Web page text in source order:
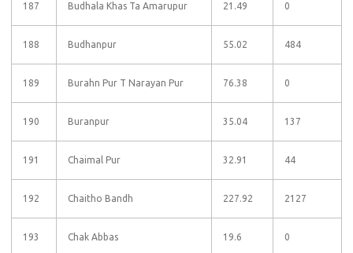
187 Budhala Khas Ta Amarupur 21.49 0
188 Budhanpur 55.02 484
189 Burahn Pur T Narayan Pur 76.38 0
190 Buranpur 35.04 137
191 Chaimal Pur 32.91 44
192 Chaitho Bandh 227.92 2127
193 Chak Abbas 19.6 0